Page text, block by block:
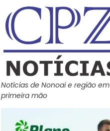
Notícias de Nonoai e região em
primeira mão